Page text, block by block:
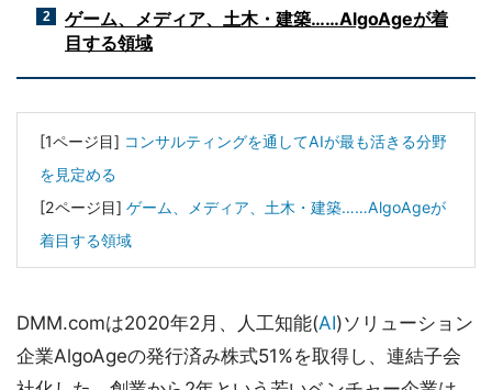
2
ゲーム、メディア、土木・建築……AlgoAgeが着
目する領域
[1ページ目] コンサルティングを通してAIが最も活きる分野
を見定める
[2ページ目] ゲーム、メディア、土木・建築……AlgoAgeが
着目する領域
DMM.comは2020年2月、人工知能(AI)ソリューション
企業AlgoAgeの発行済み株式51%を取得し、連結子会